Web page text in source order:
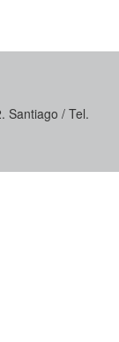
Santiago / Tel.